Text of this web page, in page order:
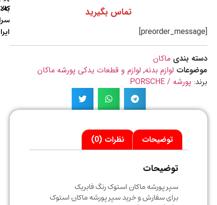
تماس بگیرید
بندی ماکان
لوازم بدنه, لوازم و قطعات یدکی پورشه ماکان
پورشه / PORSCHE
سراسر
توضیحات نظرات (0)
توضیحات
سپر پورشه ماکان استوک رنگ فابریک
برای سفارش و خرید سپر پورشه ماکان استوک